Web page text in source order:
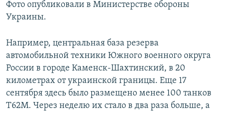
Фото опубликовали в Министерстве обороны
Украины.
Например, центральная база резерва
автомобильной техники Южного военного округа
России в городе Каменск-Шахтинский, в 20
километрах от украинской границы. Еще 17
сентября здесь было размещено менее 100 танков
Т62М. Через неделю их стало в два раза больше, а